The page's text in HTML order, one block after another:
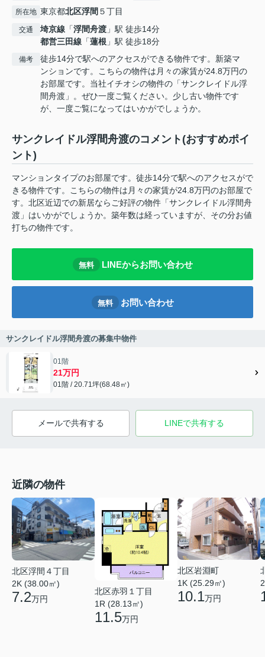
所在地 東京都北区浮間 ５丁目
交通 埼京線 「浮間舟渡 」駅 徒歩14分
都営三田線 「蓮根 」駅 徒歩18分
備考
徒歩14分で駅へのアクセスができる物件です。新築マ
ンションです。こちらの物件は月々の家賃が24.8万円の
お部屋です。当社イチオシの物件の「サンクレイドル浮
間舟渡」。ぜひ一度ご覧ください。少し古い物件です
が、一度ご覧になってはいかがでしょうか。
サンクレイドル浮間舟渡のコメント(おすすめポイ
ント)
マンションタイプのお部屋です。徒歩14分で駅へのアクセスがで
きる物件です。こちらの物件は月々の家賃が24.8万円のお部屋で
す。北区近辺での新居ならご好評の物件「サンクレイドル浮間舟
渡」はいかがでしょうか。築年数は経っていますが、その分お値
打ちの物件です。
無料 LINEからお問い合わせ
無料 お問い合わせ
サンクレイドル浮間舟渡の募集中物件
01階
21万円
01階 / 20.71坪(68.48㎡)
メールで共有する LINEで共有する
近隣の物件
北区浮間４丁目
2K (38.00㎡)
7.2万円
北区赤羽１丁目
1R (28.13㎡)
11.5万円
北区岩淵町
1K (25.29㎡)
10.1万円